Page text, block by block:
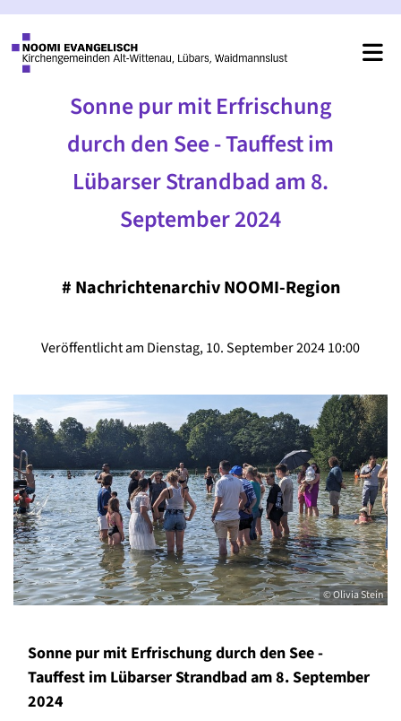
Sonne pur mit Erfrischung
durch den See - Tauffest im
Lübarser Strandbad am 8.
September 2024
# Nachrichtenarchiv NOOMI-Region
Veröffentlicht am Dienstag, 10. September 2024 10:00
© Olivia Stein
Sonne pur mit Erfrischung durch den See -
Tauffest im Lübarser Strandbad am 8. September
2024